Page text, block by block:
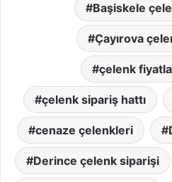
Başiskele
Çayırova
çelenk
çelenk sipariş hattı
cenaze çelenkleri
Derince çelenk siparişi